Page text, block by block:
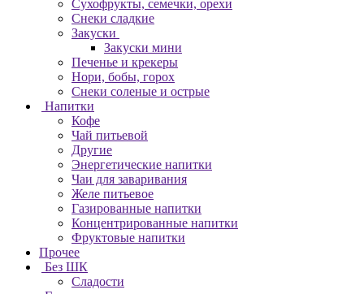
Сухофрукты, семечки, орехи
Снеки сладкие
Закуски
Закуски мини
Печенье и крекеры
Нори, бобы, горох
Снеки соленые и острые
Напитки
Кофе
Чай питьевой
Другие
Энергетические напитки
Чаи для заваривания
Желе питьевое
Газированные напитки
Концентрированные напитки
Фруктовые напитки
Прочее
Без ШК
Сладости